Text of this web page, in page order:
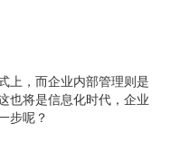
上，而企业内部管理则是
也将是信息化时代，企业
步呢？